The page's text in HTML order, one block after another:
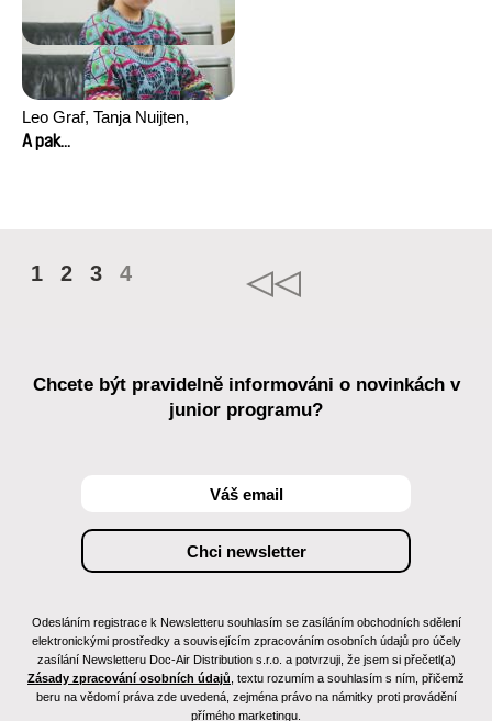
Leo Graf, Tanja Nuijten,
Raphael Stalder
A pak...
1 2 3 4
Chcete být pravidelně informováni o novinkách v
junior programu?
Odesláním registrace k Newsletteru souhlasím se zasíláním obchodních sdělení
elektronickými prostředky a souvisejícím zpracováním osobních údajů pro účely
zasílání Newsletteru Doc-Air Distribution s.r.o. a potvrzuji, že jsem si přečetl(a)
Zásady zpracování osobních údajů , textu rozumím a souhlasím s ním, přičemž
beru na vědomí práva zde uvedená, zejména právo na námitky proti provádění
přímého marketingu.